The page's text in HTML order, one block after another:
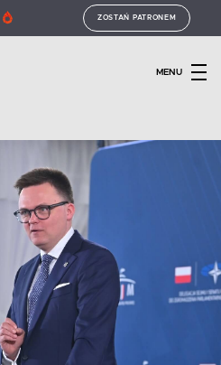
ZOSTAŃ PATRONEM
MENU